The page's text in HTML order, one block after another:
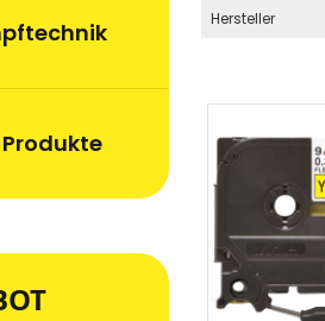
Hersteller